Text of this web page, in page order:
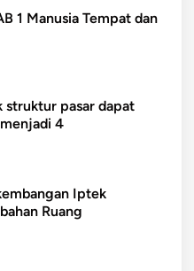
1 Manusia Tempat dan
struktur pasar dapat
4
Iptek
Ruang